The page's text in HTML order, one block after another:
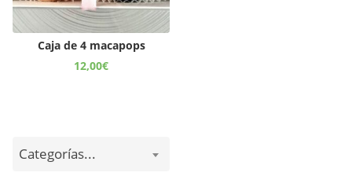
Caja de 4 macapops
12,00€
Categorías...